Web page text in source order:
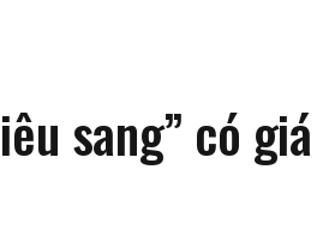
sang” có giá